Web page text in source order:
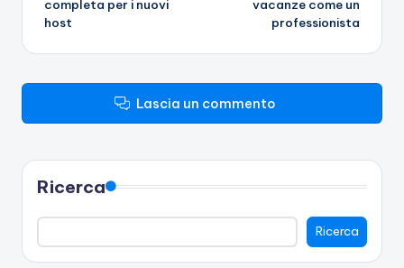
completa per i nuovi
host
vacanze come un
professionista
Lascia un commento
Ricerca
Ricerca